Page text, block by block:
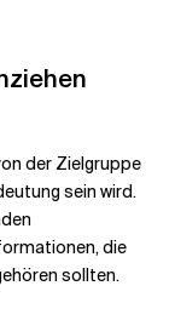
der Zielgruppe
sein wird.
die
sollten.